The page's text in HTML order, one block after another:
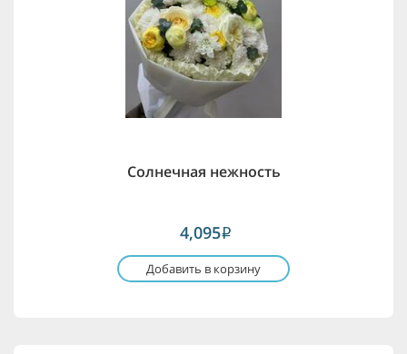
Солнечная нежность
4,095i
Добавить в корзину